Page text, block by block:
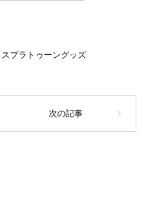
スプラトゥーングッズ